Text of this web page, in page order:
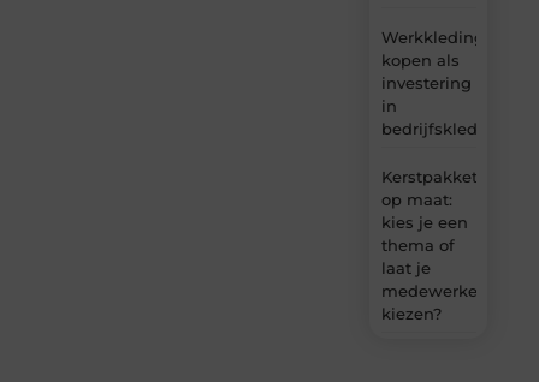
Werkkleding
kopen als
investering
in
bedrijfskleding
Kerstpakket
op maat:
kies je een
thema of
laat je
medewerkers
kiezen?